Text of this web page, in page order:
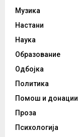
Музика
Настани
Наука
Образование
Одбојка
Политика
Помош и донации
Проза
Психологија